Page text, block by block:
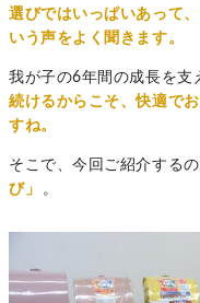
選びではいっぱいあって
いう声をよく聞きます。
我が子の6年間の成長を支
続けるからこそ、快適で
すね。
そこで、今回ご紹介する
び」
。